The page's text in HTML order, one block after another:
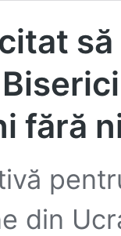
fără
din